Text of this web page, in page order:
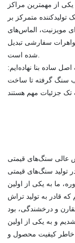
از مهمترین مراکز
متمرکز بر
مویزنیت، الماس‌های
سفارشی تبدیل
ساده بنا نهاده‌ایم:
سنگ گرفته تا ساخت
خود را در تولید سنگ‌های قیمتی
ما به یکی از اولین
قادر به تولید تراش
شدیم و به یکی از اولین
خاطر کیفیت محصول و